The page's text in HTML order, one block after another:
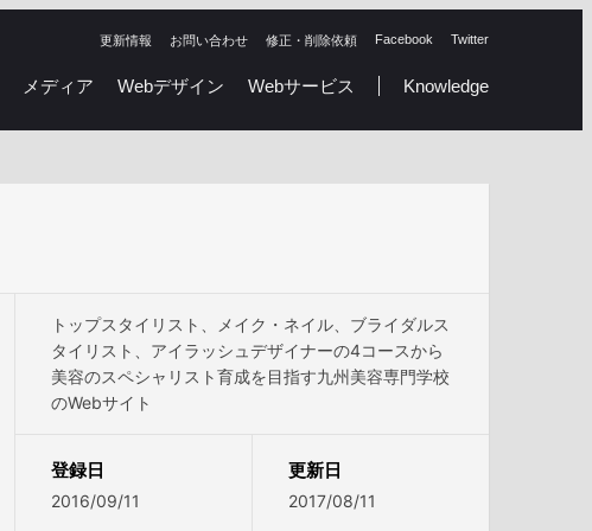
Twitter
Facebook
修正・削除依頼
お問い合わせ
更新情報
Knowledge
Webサービス
Webデザイン
メディア
トップスタイリスト、メイク・ネイル、ブライダルス
タイリスト、アイラッシュデザイナーの4コースから
美容のスペシャリスト育成を目指す九州美容専門学校
のWebサイト
登録日
2016/09/11
更新日
2017/08/11